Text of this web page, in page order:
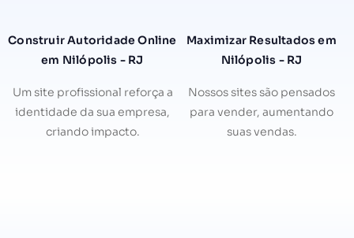
Construir Autoridade Online
em Nilópolis - RJ
Um site profissional reforça a
identidade da sua empresa,
criando impacto.
Maximizar Resultados em
Nilópolis - RJ
Nossos sites são pensados
para vender, aumentando
suas vendas.